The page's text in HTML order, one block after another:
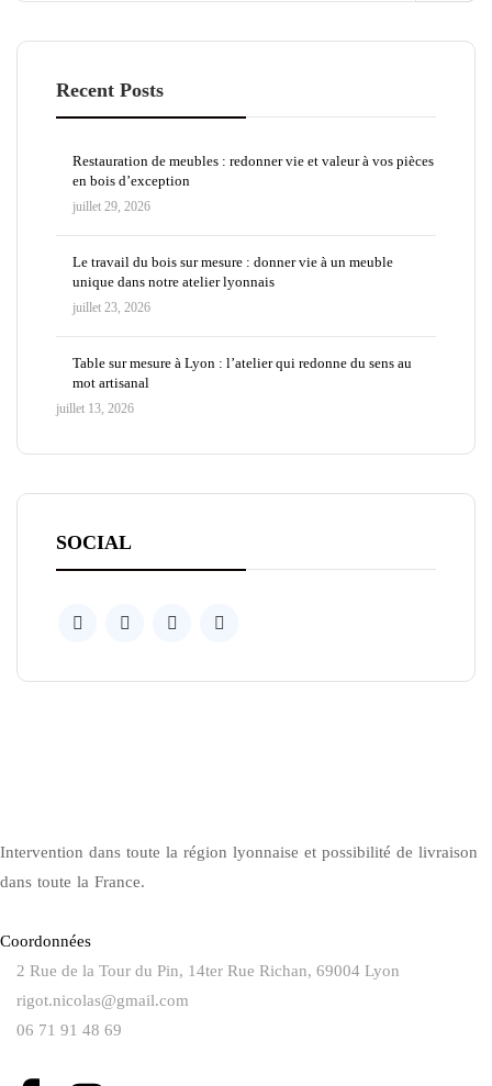
Recent Posts
Restauration de meubles : redonner vie et valeur à vos pièces
en bois d’exception
juillet 29, 2026
Le travail du bois sur mesure : donner vie à un meuble
unique dans notre atelier lyonnais
juillet 23, 2026
Table sur mesure à Lyon : l’atelier qui redonne du sens au
mot artisanal
juillet 13, 2026
SOCIAL
Intervention dans toute la région lyonnaise et possibilité de livraison
dans toute la France.
Coordonnées
2 Rue de la Tour du Pin, 14ter Rue Richan, 69004 Lyon
rigot.nicolas@gmail.com
06 71 91 48 69